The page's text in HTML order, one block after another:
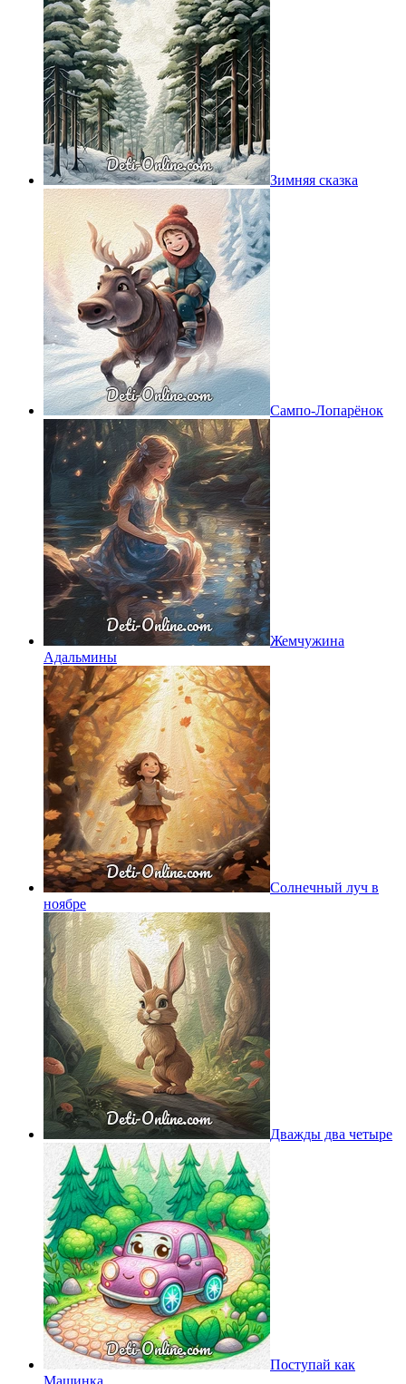
Зимняя сказка
Сампо-Лопарёнок
Жемчужина
Адальмины
Солнечный луч в
ноябре
Дважды два четыре
Поступай как
Машинка